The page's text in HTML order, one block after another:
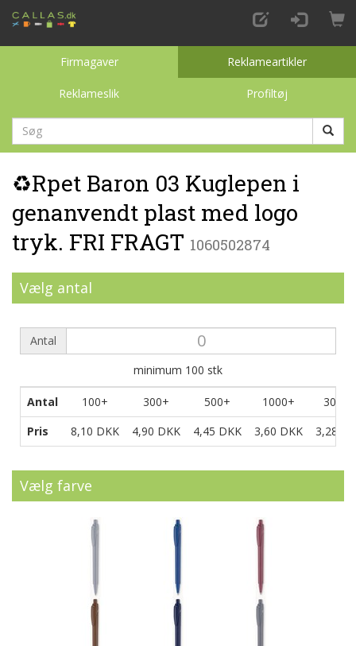
Firmagaver Reklameartikler
Reklameslik Profiltøj
♻️Rpet Baron 03 Kuglepen i
genanvendt plast med logo
tryk. FRI FRAGT 1060502874
Vælg antal
Antal
minimum 100 stk
Antal 100+ 300+ 500+ 1000+
3000+
Pris
8,10 DKK 4,90 DKK 4,45 DKK 3,60 DKK 3,28
Vælg farve